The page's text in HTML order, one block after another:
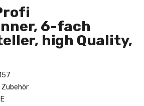
6-fach
high Quality,